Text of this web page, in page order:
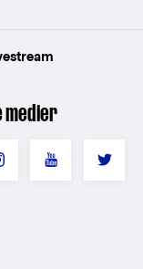
medier